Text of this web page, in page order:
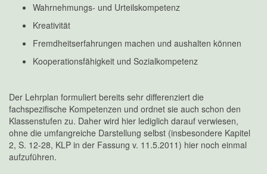
Wahrnehmungs- und Urteilskompetenz
Kreativität
Fremdheitserfahrungen machen und aushalten können
Kooperationsfähigkeit und Sozialkompetenz
Der Lehrplan formuliert bereits sehr differenziert die
fachspezifische Kompetenzen und ordnet sie auch schon den
Klassenstufen zu. Daher wird hier lediglich darauf verwiesen,
ohne die umfangreiche Darstellung selbst (insbesondere Kapitel
2, S. 12-28, KLP in der Fassung v. 11.5.2011) hier noch einmal
aufzuführen.